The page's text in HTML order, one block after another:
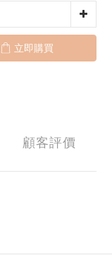
立即購買
顧客評價